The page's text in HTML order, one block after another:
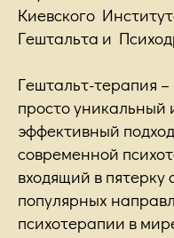
Киевского
Гештальта и
Гештальт-терапия –
просто уникальный
эффективный подход
современной
входящий в пятерку
популярных
психотерапии в